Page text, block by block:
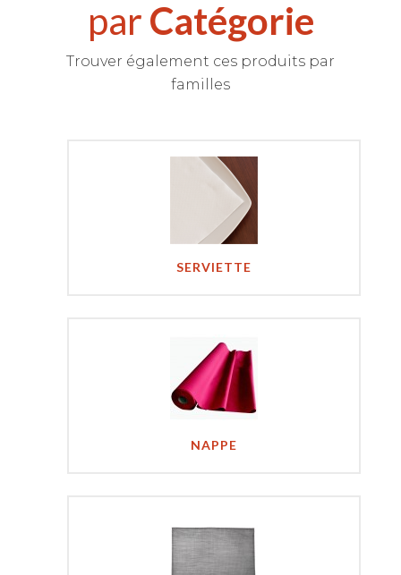
par Catégorie
Trouver également ces produits par
familles
SERVIETTE
NAPPE